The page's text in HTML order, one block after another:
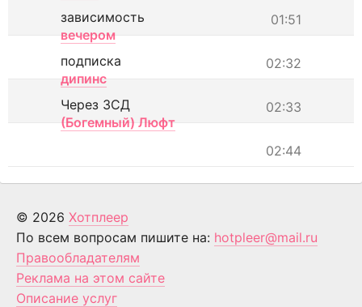
01:51
зависимость
вечером
02:32
подписка
дипинс
02:33
Через ЗСД
(Богемный) Люфт
02:44
© 2026 Хотплеер
По всем вопросам пишите на: hotpleer@mail.ru
Правообладателям
Реклама на этом сайте
Описание услуг